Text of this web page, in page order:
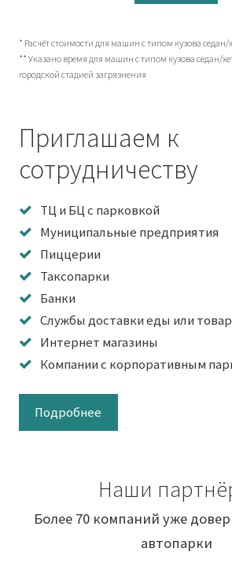
* Расчёт стоимости для машин с типом кузова седан/
** Указано время для машин с типом кузова седан/
городской стадией загрязнения
Приглашаем к
сотрудничеству
ТЦ и БЦ с парковкой
Муниципальные предприятия
Пиццерии
Таксопарки
Банки
Службы доставки еды или
Интернет магазины
Компании с корпоративным
Подробнее
Наши
Более 70 компаний уже
автопарки